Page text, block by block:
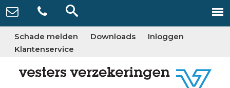
Schade melden Downloads
Inloggen
Klantenservice